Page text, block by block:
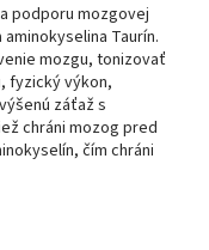
podporu mozgovej
Taurín.
mozgu, tonizovať
fyzický výkon,
záťaž s
chráni mozog pred
čím chráni